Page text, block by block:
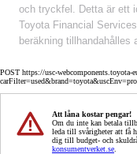
och tryckfel. Detta är ett
Toyota Financial
beräkning tillhandahålles
POST https://usc-webcomponents.toyota-
Att låna kostar pengar!
Om du inte kan betala
leda till svårigheter att få
dig till budget- och
konsumentverket.se